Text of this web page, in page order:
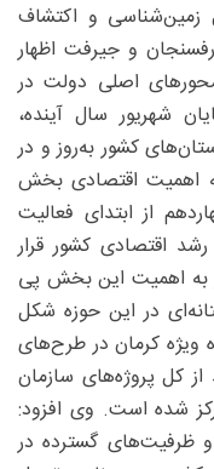
زمین‌شناسی و اکتشاف
و جیرفت اظهار
اصلی دولت در
شهریور سال آینده،
کشور به‌روز و در
اهمیت اقتصادی بخش
از ابتدای فعالیت
اقتصادی کشور قرار
به اهمیت این بخش پی
در این حوزه شکل
ویژه‌ کرمان در طرح‌های
گفت: بیش از ۱۵‌درصد از کل پروژه‌های سازمان
شده است. وی افزود:
و ظرفیت‌های گسترده در